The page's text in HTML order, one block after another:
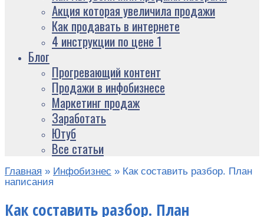
Акция которая увеличила продажи
Как продавать в интернете
4 инструкции по цене 1
Блог
Прогревающий контент
Продажи в инфобизнесе
Маркетинг продаж
Заработать
Ютуб
Все статьи
Главная » Инфобизнес » Как составить разбор. План
написания
Как составить разбор. План